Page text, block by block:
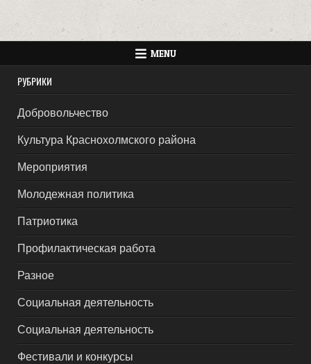
MENU
РУБРИКИ
Добровольчество
Культура Краснохолмского района
Мероприятия
Молодежная политика
Патриотика
Профилактическая работа
Разное
Социальная деятельность
Социальная деятельность
Фестивали и конкурсы